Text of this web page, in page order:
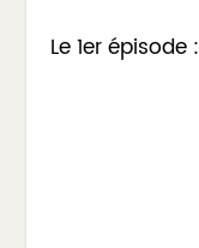
Le 1er épisode :